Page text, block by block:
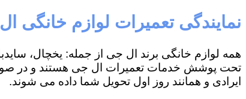
نمایندگی تعمیرات لوازم خانگی
همه لوازم خانگی برند ال جی از جمله: یخچال،
تحت پوشش خدمات تعمیرات ال جی هستند و در
ایرادی و همانند روز اول تحویل شما داده می شوند.